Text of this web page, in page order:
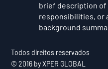
brief description of
responsibilities, or
background
Todos direitos reservados
© 2016 by XPER GLOBAL